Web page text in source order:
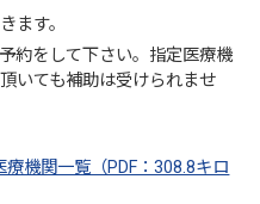
ます。
約をして下さい。指定医療機
いても補助は受けられませ
機関一覧（PDF：308.8キロ